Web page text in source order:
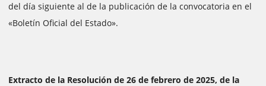
del día siguiente al de la publicación de la convocatoria en el
«Boletín Oficial del Estado».
Extracto de la Resolución de 26 de febrero de 2025, de la